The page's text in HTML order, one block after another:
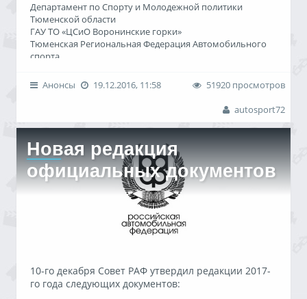
Департамент по Спорту и Молодежной политики
Тюменской области
ГАУ ТО «ЦСиО Воронинские горки»
Тюменская Региональная Федерация Автомобильного
спорта
Расписание соревнования
8.00 - 9.30 - Медицинский контроль
10.20 - Свободная тренировка S-1600, Д2-2500 (трасса
соревнований)
11.00 - Открытие соревнования
11.30 - Квалификационные заезды S-1600 (трасса
соревнований)
12.30 - Финальных заезды, Д2-2500, S-1600
16.00 - Официальное награждение и закрытие
Анонсы 19.12.2016, 11:58
51920 просмотров
autosport72
Новая редакция
официальных документов
10-го декабря Совет РАФ утвердил редакции 2017-
го года следующих документов: